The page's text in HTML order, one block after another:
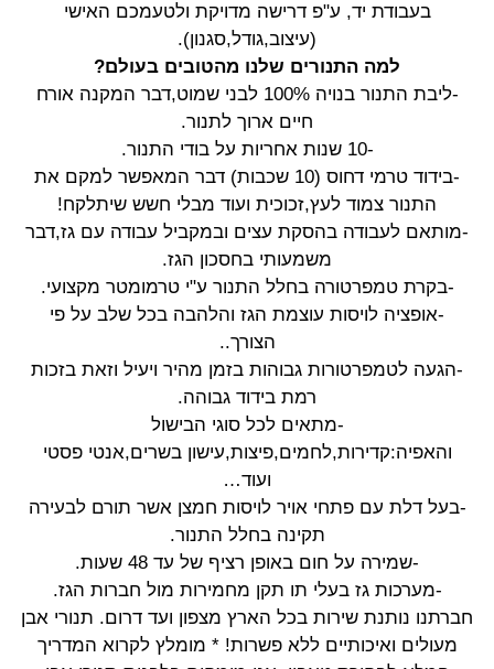
בעבודת יד, ע"פ דרישה מדויקת ולטעמכם האישי
(עיצוב,גודל,סגנון).
למה התנורים שלנו מהטובים בעולם?
-ליבת התנור בנויה 100% לבני שמוט,דבר המקנה אורח
חיים ארוך לתנור.
-10 שנות אחריות על בודי התנור.
-בידוד טרמי דחוס (10 שכבות) דבר המאפשר למקם את
התנור צמוד לעץ,זכוכית ועוד מבלי חשש שיתלקח!
-מותאם לעבודה בהסקת עצים ובמקביל עבודה עם גז,דבר
משמעותי בחסכון הגז.
-בקרת טמפרטורה בחלל התנור ע"י טרמומטר מקצועי.
-אופציה לויסות עוצמת הגז והלהבה בכל שלב על פי
הצורך..
-הגעה לטמפרטורות גבוהות בזמן מהיר ויעיל וזאת בזכות
רמת בידוד גבוהה.
-מתאים לכל סוגי הבישול
והאפיה:קדירות,לחמים,פיצות,עישון בשרים,אנטי פסטי
ועוד…
-בעל דלת עם פתחי אויר לויסות חמצן אשר תורם לבעירה
תקינה בחלל התנור.
-שמירה על חום באופן רציף של עד 48 שעות.
-מערכות גז בעלי תו תקן מחמירות מול חברות הגז.
חברתנו נותנת שירות בכל הארץ מצפון ועד דרום. תנורי אבן
מעולים ואיכותיים ללא פשרות! * מומלץ לקרוא המדריך